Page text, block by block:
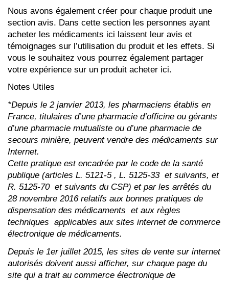
Nous avons également créer pour chaque produit une
section avis. Dans cette section les personnes ayant
acheter les médicaments ici laissent leur avis et
témoignages sur l’utilisation du produit et les effets. Si
vous le souhaitez vous pourrez également partager
votre expérience sur un produit acheter ici.
Notes Utiles
*Depuis le 2 janvier 2013, les pharmaciens établis en
France, titulaires d’une pharmacie d’officine ou gérants
d’une pharmacie mutualiste ou d’une pharmacie de
secours minière, peuvent vendre des médicaments sur
Internet.
Cette pratique est encadrée par le code de la santé
publique (articles L. 5121-5 , L. 5125-33 et suivants, et
R. 5125-70 et suivants du CSP) et par les arrêtés du
28 novembre 2016 relatifs aux bonnes pratiques de
dispensation des médicaments et aux règles
techniques applicables aux sites internet de commerce
électronique de médicaments.
Depuis le 1er juillet 2015, les sites de vente sur internet
autorisés doivent aussi afficher, sur chaque page du
site qui a trait au commerce électronique de